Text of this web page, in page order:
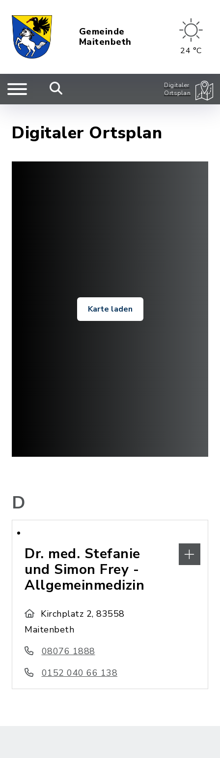
Gemeinde
Maitenbeth
24 °C
Digitaler
Ortsplan
Digitaler Ortsplan
Karte laden
D
Dr. med. Stefanie
und Simon Frey -
Allgemeinmedizin
Kirchplatz 2, 83558
Maitenbeth
08076 1888
0152 040 66 138